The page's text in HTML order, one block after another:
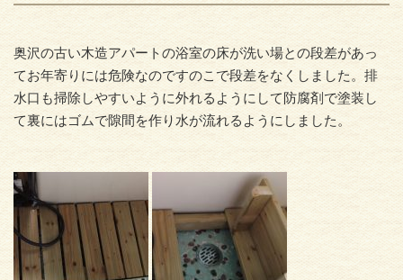
奥沢の古い木造アパートの浴室の床が洗い場との段差があっ
てお年寄りには危険なのですのこで段差をなくしました。排
水口も掃除しやすいように外れるようにして防腐剤で塗装し
て裏にはゴムで隙間を作り水が流れるようにしました。